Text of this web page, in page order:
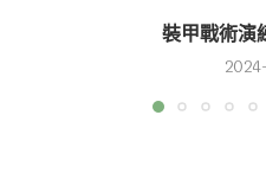
裝甲戰術演